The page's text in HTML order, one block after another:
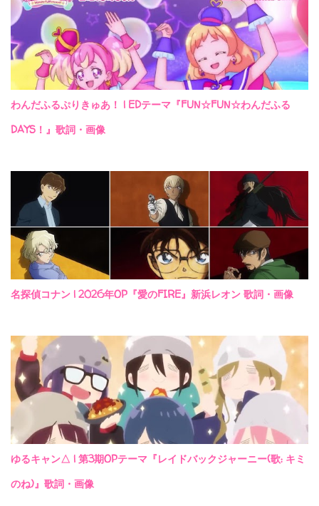
わんだふるぷりきゅあ！ | EDテーマ『FUN☆FUN☆わんだふる
DAYS！』歌詞・画像
名探偵コナン | 2026年OP『愛のFIRE』新浜レオン 歌詞・画像
ゆるキャン△ | 第3期OPテーマ『レイドバックジャーニー(歌: キミ
のね)』歌詞・画像